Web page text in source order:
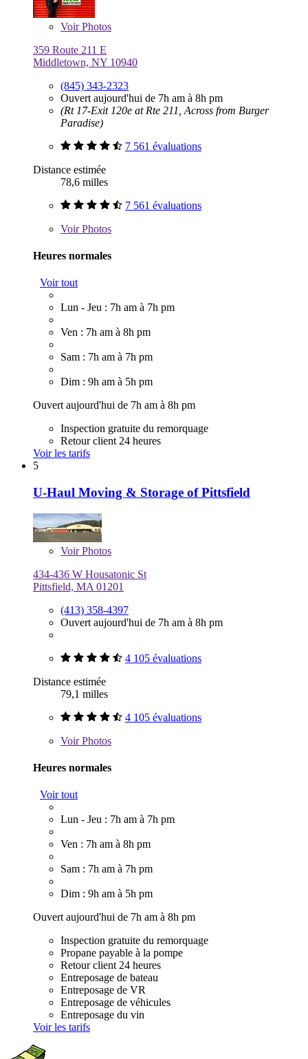
VoirPhotos
359 Route 211 E
Middletown, NY 10940
(845) 343-2323
Ouvert aujourd'hui de 7h am à 8h pm
(Rt 17-Exit 120e at Rte 211, Across from Burger
Paradise)
7 561 évaluations
Distance estimée
78,6 milles
7 561 évaluations
VoirPhotos
Heures normales
Voir tout
Lun - Jeu : 7h am à 7h pm
Ven : 7h am à 8h pm
Sam : 7h am à 7h pm
Dim : 9h am à 5h pm
Ouvert aujourd'hui de 7h am à 8h pm
Inspection gratuite du remorquage
Retour client 24 heures
Voir les tarifs
5
U-Haul Moving & Storage of Pittsfield
VoirPhotos
434-436 W Housatonic St
Pittsfield, MA 01201
(413) 358-4397
Ouvert aujourd'hui de 7h am à 8h pm
4 105 évaluations
Distance estimée
79,1 milles
4 105 évaluations
VoirPhotos
Heures normales
Voir tout
Lun - Jeu : 7h am à 7h pm
Ven : 7h am à 8h pm
Sam : 7h am à 7h pm
Dim : 9h am à 5h pm
Ouvert aujourd'hui de 7h am à 8h pm
Inspection gratuite du remorquage
Propane payable à la pompe
Retour client 24 heures
Entreposage de bateau
Entreposage de VR
Entreposage de véhicules
Entreposage du vin
Voir les tarifs